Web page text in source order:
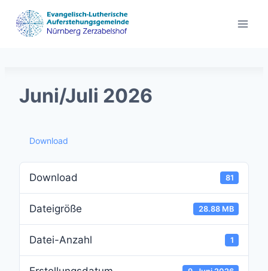
Inhalt
springen
Juni/Juli 2026
Download
Download 81
Dateigröße 28.88 MB
Datei-Anzahl 1